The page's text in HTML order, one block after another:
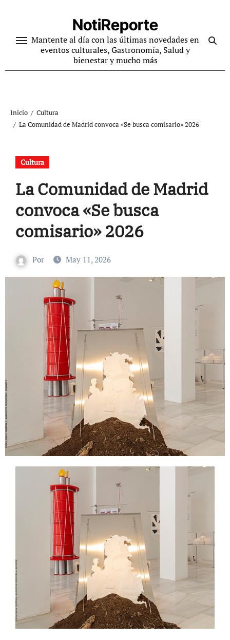
contenido
NotiReporte
Mantente al día con las últimas novedades en
eventos culturales, Gastronomía, Salud y
bienestar y mucho más
Inicio
Cultura
La Comunidad de Madrid convoca «Se busca comisario» 2026
Cultura
La Comunidad de Madrid
convoca «Se busca
comisario» 2026
Por May 11, 2026